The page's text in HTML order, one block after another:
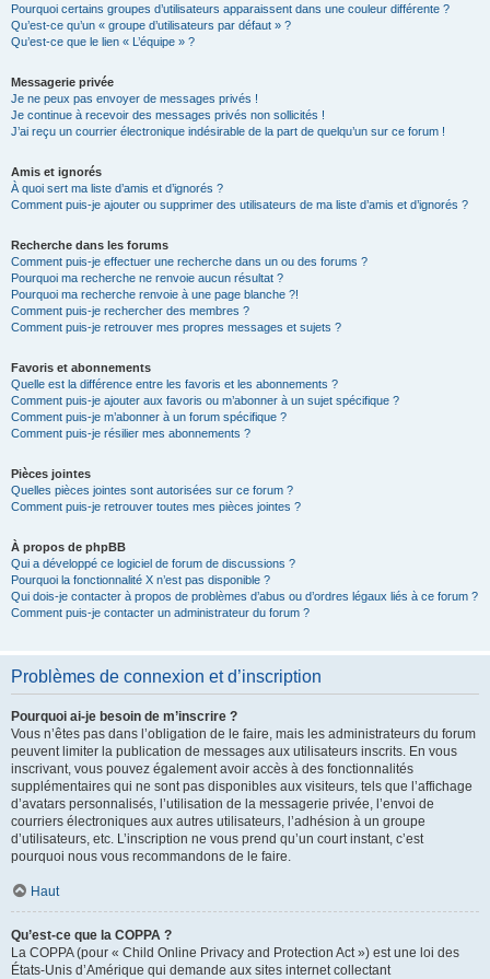
Pourquoi certains groupes d’utilisateurs apparaissent dans une couleur différente ?
Qu’est-ce qu’un « groupe d’utilisateurs par défaut » ?
Qu’est-ce que le lien « L’équipe » ?
Messagerie privée
Je ne peux pas envoyer de messages privés !
Je continue à recevoir des messages privés non sollicités !
J’ai reçu un courrier électronique indésirable de la part de quelqu’un sur ce forum !
Amis et ignorés
À quoi sert ma liste d’amis et d’ignorés ?
Comment puis-je ajouter ou supprimer des utilisateurs de ma liste d’amis et d’ignorés ?
Recherche dans les forums
Comment puis-je effectuer une recherche dans un ou des forums ?
Pourquoi ma recherche ne renvoie aucun résultat ?
Pourquoi ma recherche renvoie à une page blanche ?!
Comment puis-je rechercher des membres ?
Comment puis-je retrouver mes propres messages et sujets ?
Favoris et abonnements
Quelle est la différence entre les favoris et les abonnements ?
Comment puis-je ajouter aux favoris ou m’abonner à un sujet spécifique ?
Comment puis-je m’abonner à un forum spécifique ?
Comment puis-je résilier mes abonnements ?
Pièces jointes
Quelles pièces jointes sont autorisées sur ce forum ?
Comment puis-je retrouver toutes mes pièces jointes ?
À propos de phpBB
Qui a développé ce logiciel de forum de discussions ?
Pourquoi la fonctionnalité X n’est pas disponible ?
Qui dois-je contacter à propos de problèmes d’abus ou d’ordres légaux liés à ce forum ?
Comment puis-je contacter un administrateur du forum ?
Problèmes de connexion et d’inscription
Pourquoi ai-je besoin de m’inscrire ?
Vous n’êtes pas dans l’obligation de le faire, mais les administrateurs du forum
peuvent limiter la publication de messages aux utilisateurs inscrits. En vous
inscrivant, vous pouvez également avoir accès à des fonctionnalités
supplémentaires qui ne sont pas disponibles aux visiteurs, tels que l’affichage
d’avatars personnalisés, l’utilisation de la messagerie privée, l’envoi de
courriers électroniques aux autres utilisateurs, l’adhésion à un groupe
d’utilisateurs, etc. L’inscription ne vous prend qu’un court instant, c’est
pourquoi nous vous recommandons de le faire.
Haut
Qu’est-ce que la COPPA ?
La COPPA (pour « Child Online Privacy and Protection Act ») est une loi des
États-Unis d’Amérique qui demande aux sites internet collectant